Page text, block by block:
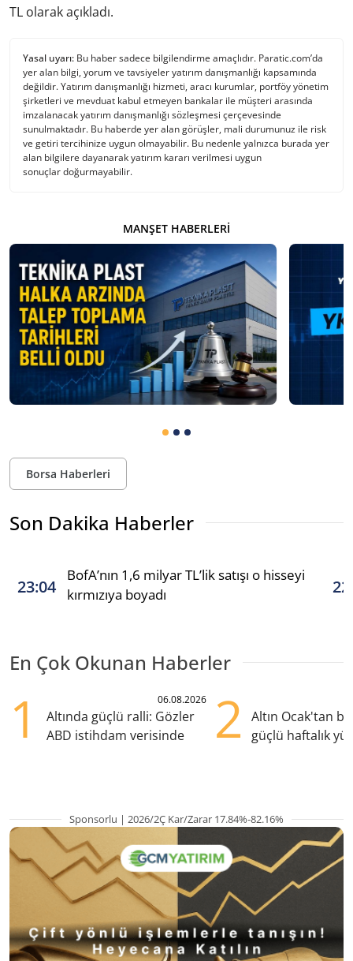
TL olarak açıkladı.
Yasal uyarı: Bu haber sadece bilgilendirme amaçlıdır. Paratic.com’da
yer alan bilgi, yorum ve tavsiyeler yatırım danışmanlığı kapsamında
değildir. Yatırım danışmanlığı hizmeti, aracı kurumlar, portföy yönetim
şirketleri ve mevduat kabul etmeyen bankalar ile müşteri arasında
imzalanacak yatırım danışmanlığı sözleşmesi çerçevesinde
sunulmaktadır. Bu haberde yer alan görüşler, mali durumunuz ile risk
ve getiri tercihinize uygun olmayabilir. Bu nedenle yalnızca burada yer
alan bilgilere dayanarak yatırım kararı verilmesi uygun
sonuçlar doğurmayabilir.
MANŞET HABERLERI
Borsa Haberleri
Son Dakika Haberler
23:04
BofA’nın 1,6 milyar TL’lik satışı o hisseyi
kırmızıya boyadı
En Çok Okunan Haberler
1 06.08.2026
Altında güçlü ralli: Gözler
ABD istihdam verisinde
2
Altın Ocak'tan
güçlü haftalık
Sponsorlu | 2026/2Ç Kar/Zarar 17.84%-82.16%